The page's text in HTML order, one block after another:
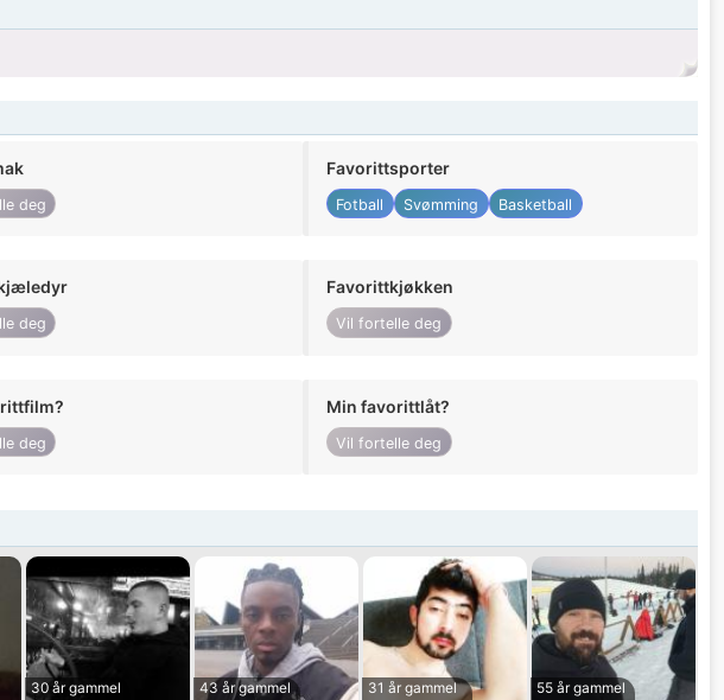
deg
Favorittsporter
Fotball Svømming Basketball
deg
Favorittkjøkken
Vil fortelle deg
deg
Min favorittlåt?
Vil fortelle deg
30 år gammel
43 år gammel
31 år gammel
55 år gammel